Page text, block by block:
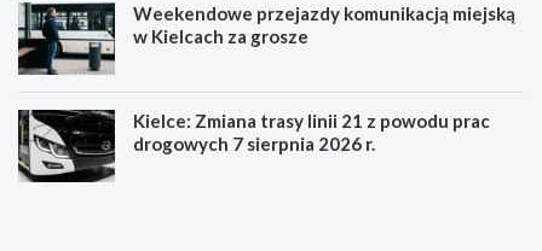
Weekendowe przejazdy komunikacją miejską
w Kielcach za grosze
Kielce: Zmiana trasy linii 21 z powodu prac
drogowych 7 sierpnia 2026 r.
S
P